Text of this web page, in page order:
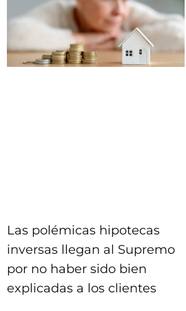
Las polémicas hipotecas
inversas llegan al Supremo
por no haber sido bien
explicadas a los clientes